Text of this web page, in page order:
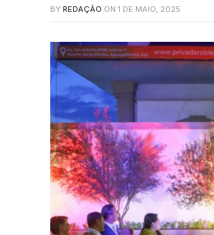
BY REDAÇÃO ON 1 DE MAIO, 2025